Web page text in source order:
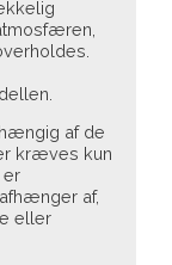
af de
kræves kun
er
af,
eller